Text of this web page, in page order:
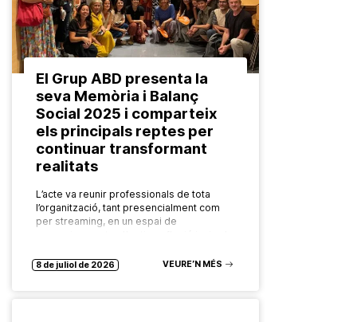
El Grup ABD presenta la
seva Memòria i Balanç
Social 2025 i comparteix
els principals reptes per
continuar transformant
realitats
L’acte va reunir professionals de tota
l’organització, tant presencialment com
per streaming, en un espai de
celebrat…
8 de juliol de 2026 VEURE’N MÉS